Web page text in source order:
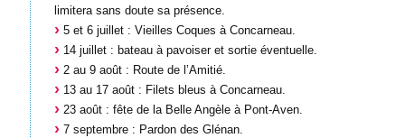
limitera sans doute sa présence.
5 et 6 juillet : Vieilles Coques à Concarneau.
14 juillet : bateau à pavoiser et sortie éventuelle.
2 au 9 août : Route de l’Amitié.
13 au 17 août : Filets bleus à Concarneau.
23 août : fête de la Belle Angèle à Pont-Aven.
7 septembre : Pardon des Glénan.